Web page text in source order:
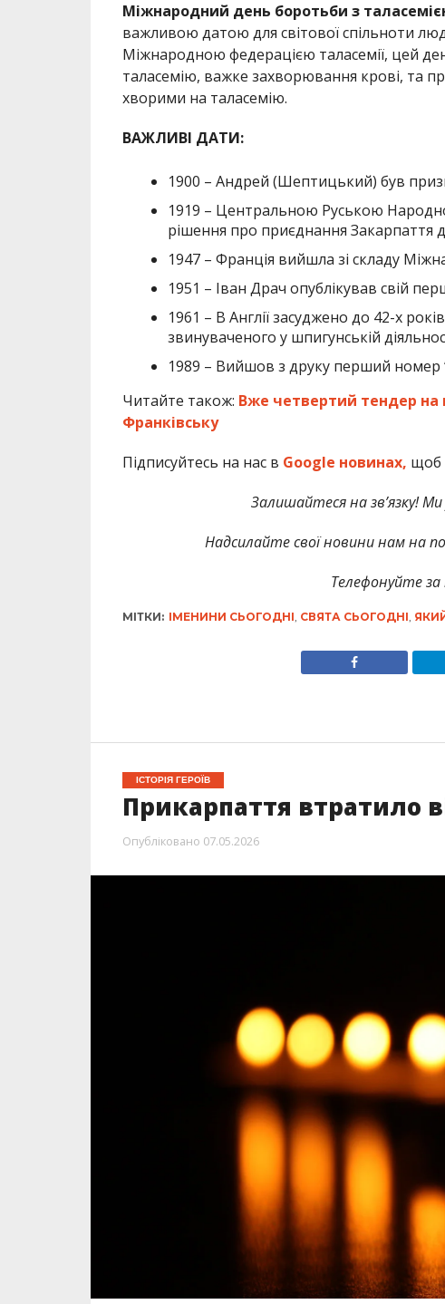
Міжнародний день боротьби з
важливою датою для світової спільноти
Міжнародною федерацією таласемії, цей
таласемію, важке захворювання крові, та
хворими на таласемію.
ВАЖЛИВІ ДАТИ:
1900 – Андрей (Шептицький) був
1919 – Центральною Руською
рішення про приєднання Закарпаття
1947 – Франція вийшла зі складу
1951 – Іван Драч опублікував свій
1961 – В Англії засуджено до 42-х
звинуваченого у шпигунській
1989 – Вийшов з друку перший номер
Читайте також: Вже четвертий тендер на
Франківську
Підписуйтесь на нас в Google новинах, щоб
Залишайтеся на зв’язку!
Надсилайте свої новини нам на
Телефонуйте
МІТКИ: ІМЕНИНИ СЬОГОДНІ, СВЯТА СЬОГОДНІ,
ІСТОРІЯ ГЕРОЇВ
Прикарпаття втратило
Опубліковано 07.05.2026